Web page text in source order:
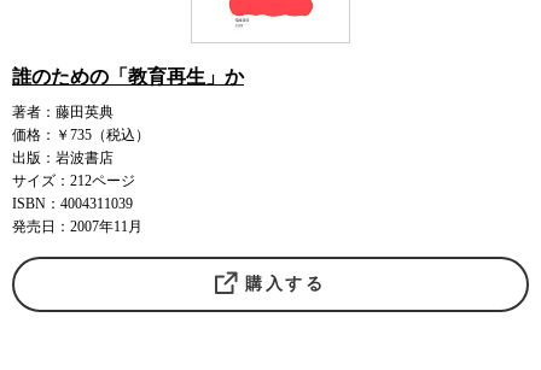
誰のための「教育再生」か
著者：藤田英典
価格：￥735（税込）
出版：岩波書店
サイズ：212ページ
ISBN：4004311039
発売日：2007年11月
購入する